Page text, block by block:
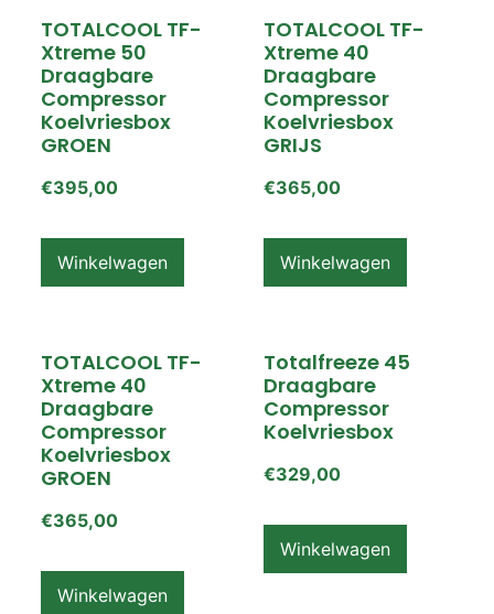
TOTALCOOL TF-
Xtreme 50
Draagbare
Compressor
Koelvriesbox
GROEN
€395,00
Winkelwagen
TOTALCOOL TF-
Xtreme 40
Draagbare
Compressor
Koelvriesbox
GRIJS
€365,00
Winkelwagen
TOTALCOOL TF-
Xtreme 40
Draagbare
Compressor
Koelvriesbox
GROEN
€365,00
Winkelwagen
Totalfreeze 45
Draagbare
Compressor
Koelvriesbox
€329,00
Winkelwagen